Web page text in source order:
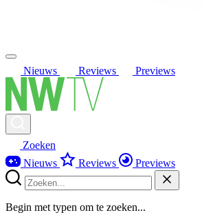
Nieuws Reviews Previews
Zoeken
Nieuws
Reviews Previews
Begin met typen om te zoeken...